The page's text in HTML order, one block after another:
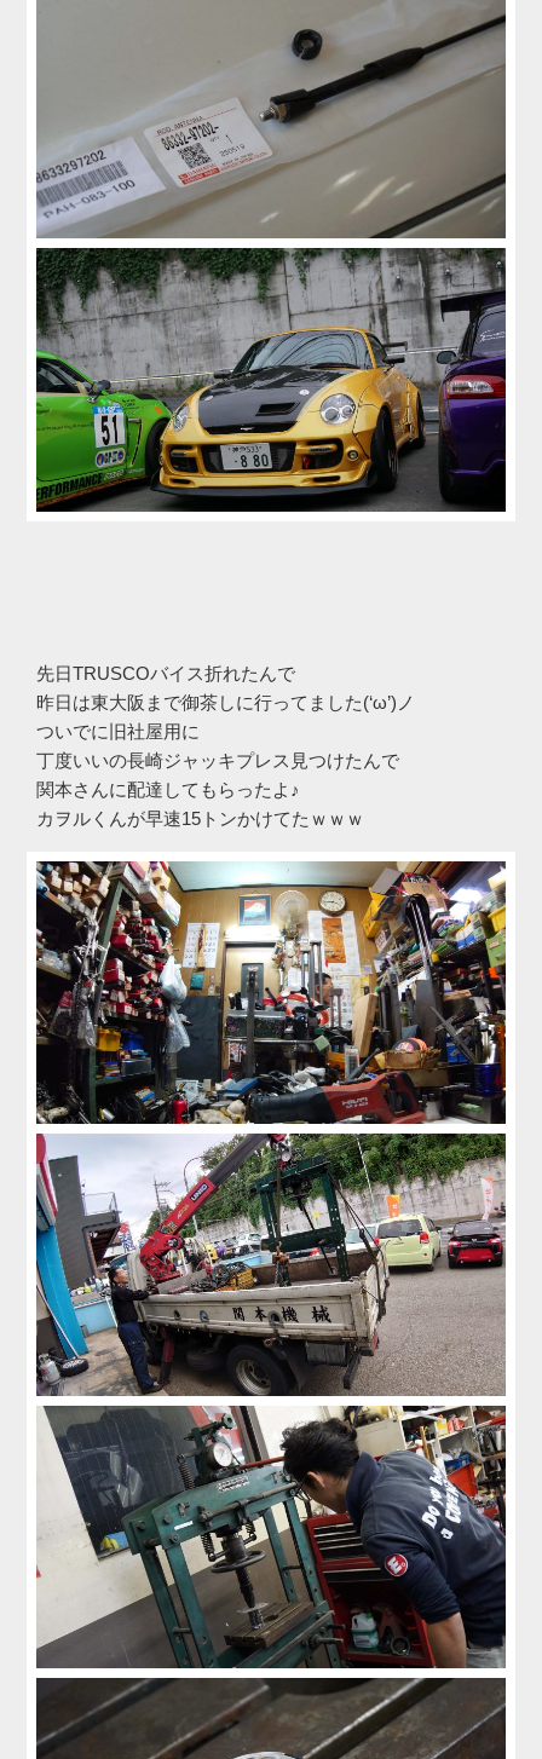
先日TRUSCOバイス折れたんで
昨日は東大阪まで御茶しに行ってました(‘ω’)ノ
ついでに旧社屋用に
丁度いいの長崎ジャッキプレス見つけたんで
関本さんに配達してもらったよ♪
カヲルくんが早速15トンかけてたｗｗｗ